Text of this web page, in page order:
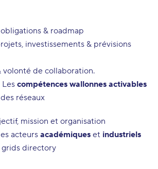
& roadmap
investissements & prévisions
volonté de collaboration.
compétences wallonnes activables
réseaux
mission et organisation
acteurs académiques et industriels
grids directory